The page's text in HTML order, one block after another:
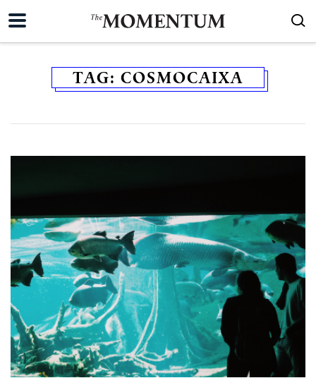
TAG: COSMOCAIXA
ค้นหา
SHARE TWEET LINE EMAIL